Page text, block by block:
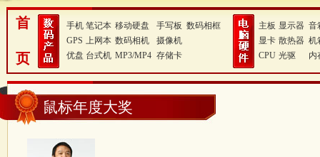
首
页
手机 笔记本 移动硬盘 手写板 数码相框
GPS 上网本 数码相机
摄像机
优盘 台式机 MP3/MP4 存储卡
主板 显示器 音
显卡 散热器 机
CPU 光驱 内
鼠标年度大奖